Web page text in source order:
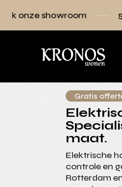
5 dagen per
Gratis
maat.
Elektrische
controle en
Rotterdam